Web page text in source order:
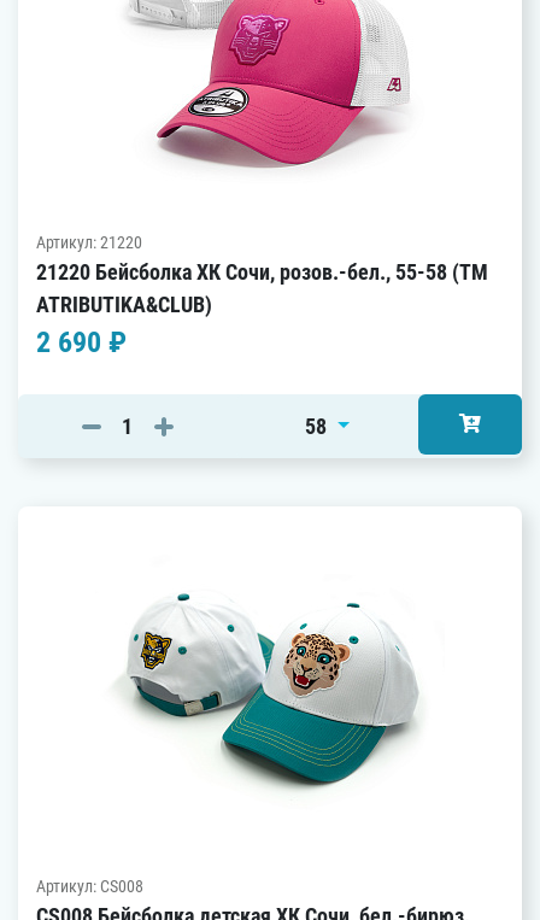
Артикул: 21220
21220 Бейсболка ХК Сочи, розов.-бел., 55-58 (ТМ
ATRIBUTIKA&CLUB)
2 690 ₽
58
Артикул: CS008